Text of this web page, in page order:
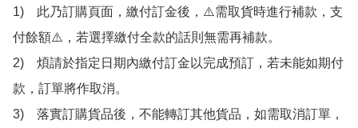
1)　此乃訂購頁面，繳付訂金後，⚠️需取貨時進行補款，支
付餘額⚠️，若選擇繳付全款的話則無需再補款。
2)　煩請於指定日期內繳付訂金以完成預訂，若未能如期付
款，訂單將作取消。
3)　落實訂購貨品後，不能轉訂其他貨品，如需取消訂單，